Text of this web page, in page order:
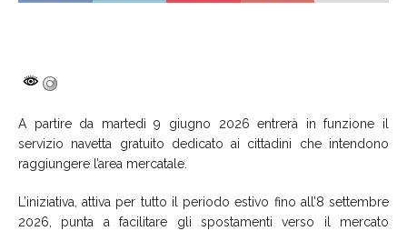
A partire da martedì 9 giugno 2026 entrerà in funzione il
servizio navetta gratuito dedicato ai cittadini che intendono
raggiungere l’area mercatale.
L’iniziativa, attiva per tutto il periodo estivo fino all’8 settembre
2026, punta a facilitare gli spostamenti verso il mercato